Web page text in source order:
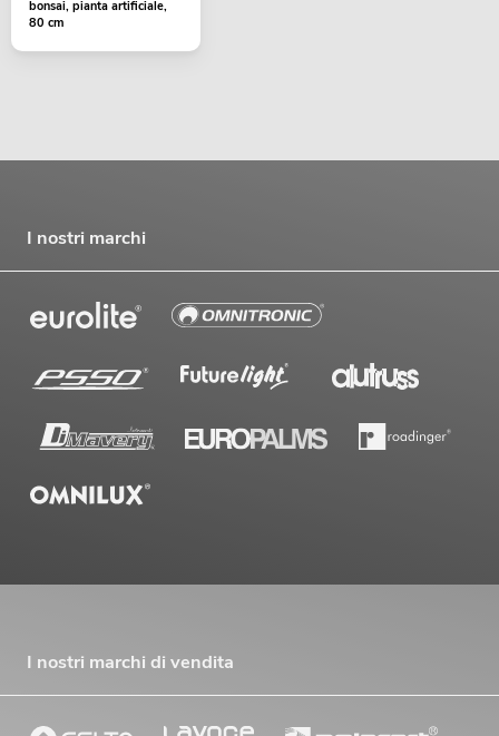
bonsai, pianta artificiale,
80 cm
I nostri marchi
I nostri marchi di vendita